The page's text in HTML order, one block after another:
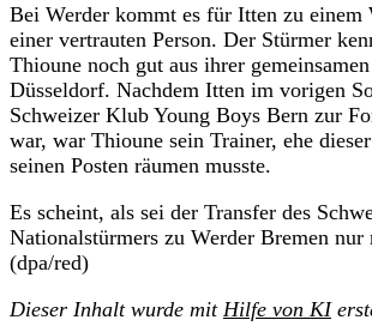
Bei Werder kommt es für Itten zu einem
einer vertrauten Person. Der Stürmer
Thioune noch gut aus ihrer
Düsseldorf. Nachdem Itten im vorigen
Schweizer Klub Young Boys Bern zur
war, war Thioune sein Trainer, ehe
seinen Posten räumen musste.
Es scheint, als sei der Transfer des
Nationalstürmers zu Werder Bremen nur
(dpa/red)
Dieser Inhalt wurde mit Hilfe von KI